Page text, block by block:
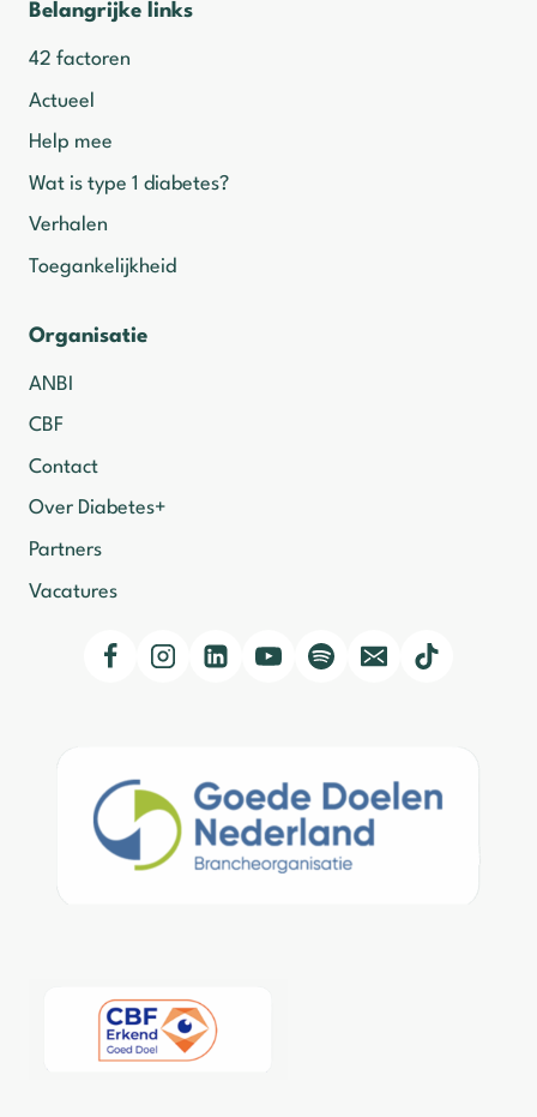
Belangrijke links
42 factoren
Actueel
Help mee
Wat is type 1 diabetes?
Verhalen
Toegankelijkheid
Organisatie
ANBI
CBF
Contact
Over Diabetes+
Partners
Vacatures